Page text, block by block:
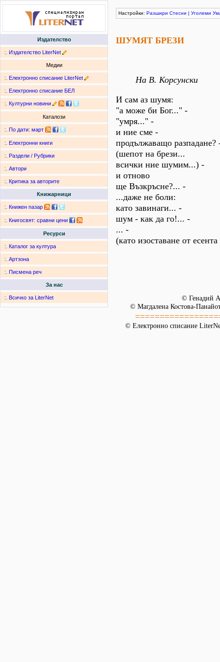
Издателство
:. Издателство LiterNet
Медии
:. Електронно списание LiterNet
:. Електронно списание БЕЛ
:. Културни новини
Каталози
:. По дати: март
:. Електронни книги
:. Раздели / Рубрики
:. Автори
:. Критика за авторите
Книжарници
:. Книжен пазар
:. Книгосвят: сравни цени
Ресурси
:. Каталог за култура
:. Артзона
:. Писмена реч
За нас
:. Всичко за LiterNet
Настройки: Разшири Стесни | Уголеми
ШУМЯТ БРЕЗИ
На В. Корсунски
И сам аз шумя:
"а може би Бог..." -
"умря..." -
и ние сме -
продължаващо разпадане?
(шепот на брези...
всички ние шумим...) -
и отново
ще Възкръсне?... -
...даже не боли:
като завинаги... -
шум - как да го!... -
... -
(като изоставане от
© Генадий
© Магдалена Костова-
© Електронно списание